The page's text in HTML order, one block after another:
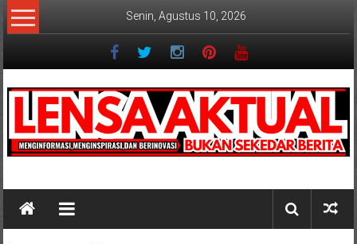
Lompat
ke
Senin, Agustus 10, 2026